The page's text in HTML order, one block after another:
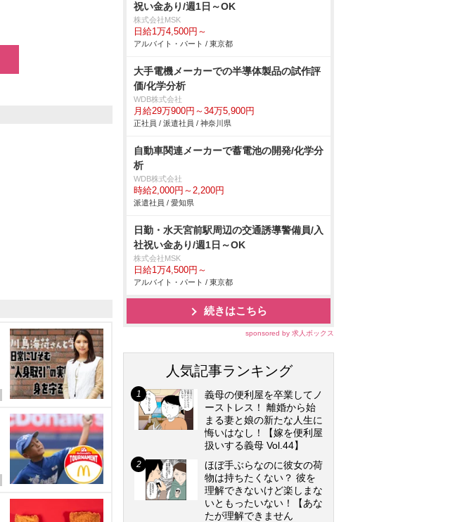
祝い金あり/週1日～OK
株式会社MSK
日給1万4,500円～
アルバイト・パート / 東京都
大手電機メーカーでの半導体製品の試作評
価/化学分析
WDB株式会社
月給29万900円～34万5,900円
正社員 / 派遣社員 / 神奈川県
自動車関連メーカーで蓄電池の開発/化学分
析
WDB株式会社
時給2,000円～2,200円
派遣社員 / 愛知県
日勤・水天宮前駅周辺の交通誘導警備員/入
社祝い金あり/週1日～OK
株式会社MSK
日給1万4,500円～
アルバイト・パート / 東京都
続きはこちら
sponsored by 求人ボックス
人気記事ランキング
義母の便利屋を卒業してノ
ーストレス！ 離婚から始
まる妻と娘の新たな人生に
悔いはなし！【嫁を便利屋
扱いする義母 Vol.44】
ほぼ手ぶらなのに彼女の荷
物は持ちたくない？ 彼を
理解できないけど楽しまな
いともったいない！【あな
たが理解できません